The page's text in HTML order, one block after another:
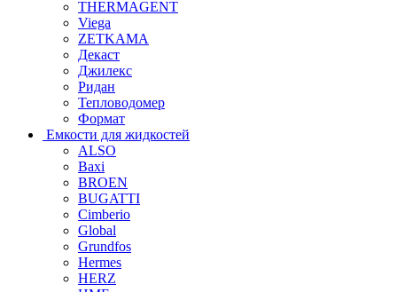
THERMAGENT
Viega
ZETKAMA
Декаст
Джилекс
Ридан
Тепловодомер
Формат
Емкости для жидкостей
ALSO
Baxi
BROEN
BUGATTI
Cimberio
Global
Grundfos
Hermes
HERZ